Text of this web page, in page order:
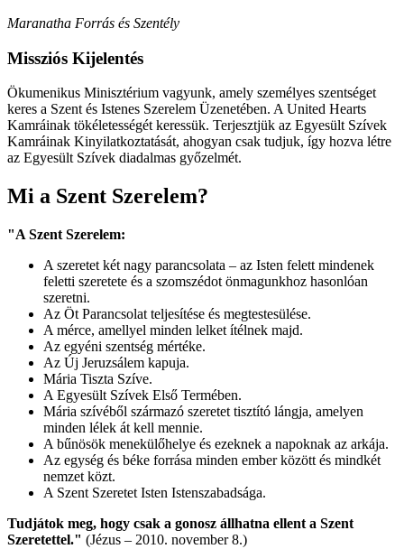
Maranatha Forrás és Szentély
Missziós Kijelentés
Ökumenikus Minisztérium vagyunk, amely személyes szentséget
keres a Szent és Istenes Szerelem Üzenetében. A United Hearts
Kamráinak tökéletességét keressük. Terjesztjük az Egyesült Szívek
Kamráinak Kinyilatkoztatását, ahogyan csak tudjuk, így hozva létre
az Egyesült Szívek diadalmas győzelmét.
Mi a Szent Szerelem?
"A Szent Szerelem:
A szeretet két nagy parancsolata – az Isten felett mindenek
feletti szeretete és a szomszédot önmagunkhoz hasonlóan
szeretni.
Az Öt Parancsolat teljesítése és megtestesülése.
A mérce, amellyel minden lelket ítélnek majd.
Az egyéni szentség mértéke.
Az Új Jeruzsálem kapuja.
Mária Tiszta Szíve.
A Egyesült Szívek Első Termében.
Mária szívéből származó szeretet tisztító lángja, amelyen
minden lélek át kell mennie.
A bűnösök menekülőhelye és ezeknek a napoknak az arkája.
Az egység és béke forrása minden ember között és mindkét
nemzet közt.
A Szent Szeretet Isten Istenszabadsága.
Tudjátok meg, hogy csak a gonosz állhatna ellent a Szent
Szeretettel." (Jézus – 2010. november 8.)